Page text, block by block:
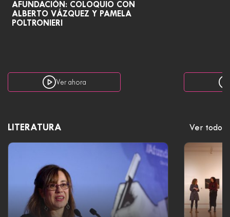
AFUNDACIÓN: COLOQUIO CON
ALBERTO VÁZQUEZ Y PAMELA
POLTRONIERI
Ver ahora
LITERATURA Ver todo